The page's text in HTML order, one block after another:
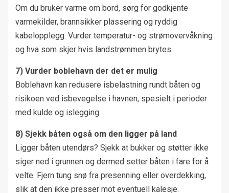
Om du bruker varme om bord, sørg for godkjente
varmekilder, brannsikker plassering og ryddig
kabelopplegg. Vurder temperatur- og strømovervåkning
og hva som skjer hvis landstrømmen brytes.
7) Vurder boblehavn der det er mulig
Boblehavn kan redusere isbelastning rundt båten og
risikoen ved isbevegelse i havnen, spesielt i perioder
med kulde og islegging.
8) Sjekk båten også om den ligger på land
Ligger båten utendørs? Sjekk at bukker og støtter ikke
siger ned i grunnen og dermed setter båten i fare for å
velte. Fjern tung snø fra presenning eller overdekking,
slik at den ikke presser mot eventuell kalesje.